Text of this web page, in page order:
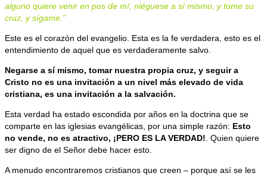
alguno quiere venir en pos de mí, niéguese a sí mismo, y tome su
cruz, y sígame.”
Este es el corazón del evangelio. Esta es la fe verdadera, esto es el
entendimiento de aquel que es verdaderamente salvo.
Negarse a sí mismo, tomar nuestra propia cruz, y seguir a
Cristo no es una invitación a un nivel más elevado de vida
cristiana, es una invitación a la salvación.
Esta verdad ha estado escondida por años en la doctrina que se
comparte en las iglesias evangélicas, por una simple razón: Esto
no vende, no es atractivo, ¡PERO ES LA VERDAD! . Quien quiere
ser digno de el Señor debe hacer esto.
A menudo encontraremos cristianos que creen – porque así se les